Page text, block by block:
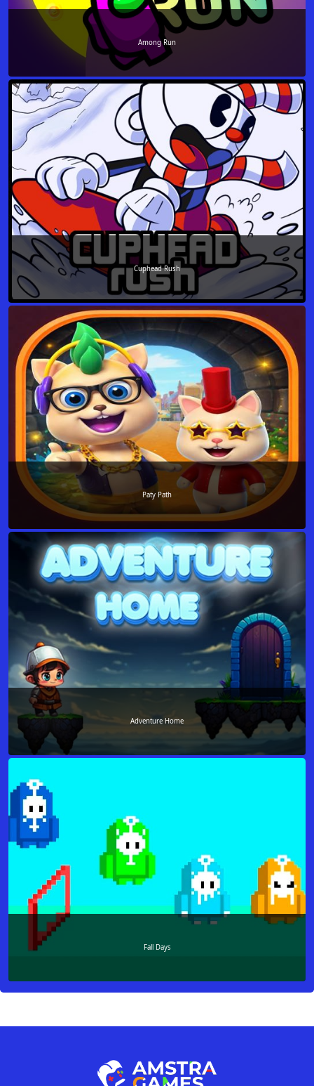
Among Run
Cuphead Rush
Paty Path
Adventure Home
Fall Days